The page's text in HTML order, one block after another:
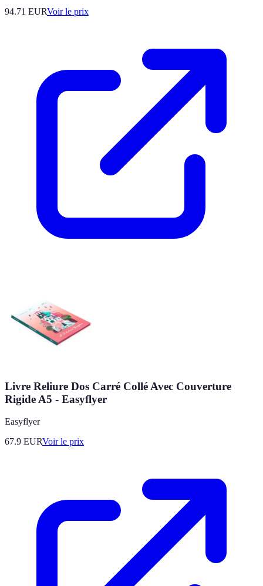
94.71 EURVoir le prix
Livre Reliure Dos Carré Collé Avec Couverture
Rigide A5 - Easyflyer
Easyflyer
67.9 EURVoir le prix